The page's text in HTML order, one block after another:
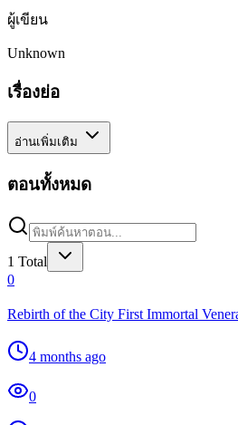
ผู้เขียน
Unknown
เรื่องย่อ
อ่านเพิ่มเติม
ตอนทั้งหมด
1 Total
0
Rebirth of the City First Immortal
4 months ago
0